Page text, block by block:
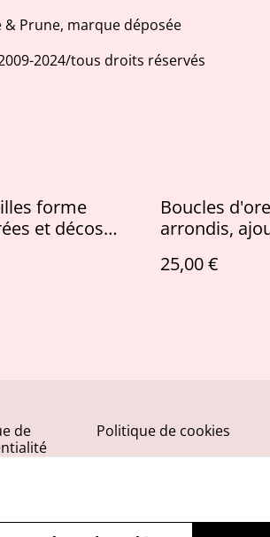
& Prune, marque déposée
2024/tous droits réservés
forme
et décos
Boucles
arrondis,
25,00 €
de
Politique de cookies